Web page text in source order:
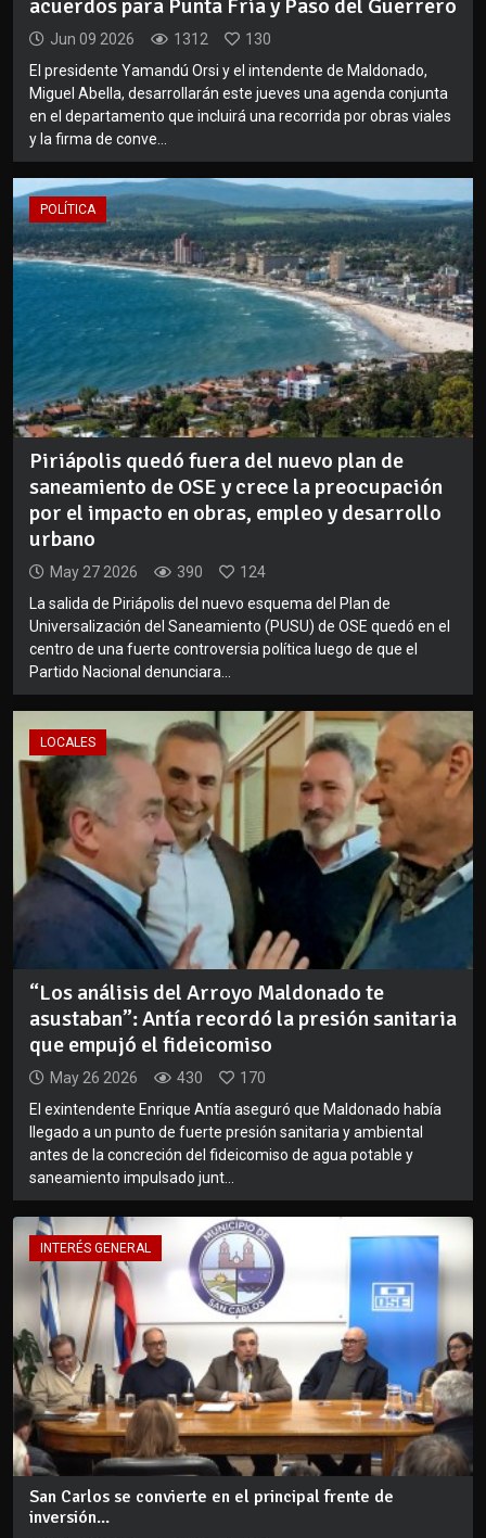
acuerdos para Punta Fría y Paso del Guerrero
Jun 09 2026 1312
130
El presidente Yamandú Orsi y el intendente de Maldonado,
Miguel Abella, desarrollarán este jueves una agenda conjunta
en el departamento que incluirá una recorrida por obras viales
y la firma de conve...
POLÍTICA
Piriápolis quedó fuera del nuevo plan de
saneamiento de OSE y crece la preocupación
por el impacto en obras, empleo y desarrollo
urbano
May 27 2026 390
124
La salida de Piriápolis del nuevo esquema del Plan de
Universalización del Saneamiento (PUSU) de OSE quedó en el
centro de una fuerte controversia política luego de que el
Partido Nacional denunciara...
LOCALES
“Los análisis del Arroyo Maldonado te
asustaban”: Antía recordó la presión sanitaria
que empujó el fideicomiso
May 26 2026 430
170
El exintendente Enrique Antía aseguró que Maldonado había
llegado a un punto de fuerte presión sanitaria y ambiental
antes de la concreción del fideicomiso de agua potable y
saneamiento impulsado junt...
INTERÉS GENERAL
San Carlos se convierte en el principal frente de
inversión...